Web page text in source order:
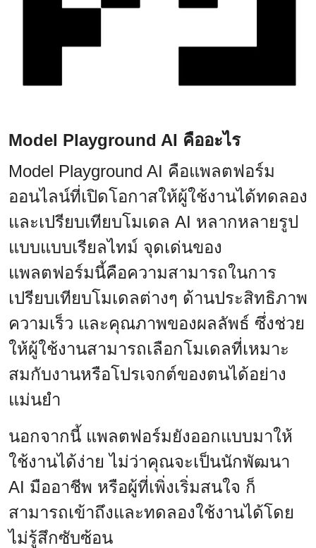
Model Playground AI คืออะไร
Model Playground AI คือแพลตฟอร์ม
ออนไลน์ที่เปิดโอกาสให้ผู้ใช้งานได้ทดลอง
และเปรียบเทียบโมเดล AI หลากหลายรูป
แบบแบบเรียลไทม์ จุดเด่นของ
แพลตฟอร์มนี้คือความสามารถในการ
เปรียบเทียบโมเดลต่างๆ ด้านประสิทธิภาพ
ความเร็ว และคุณภาพของผลลัพธ์ ซึ่งช่วย
ให้ผู้ใช้งานสามารถเลือกโมเดลที่เหมาะ
สมกับงานหรือโปรเจกต์ของตนได้อย่าง
แม่นยำ
นอกจากนี้ แพลตฟอร์มยังออกแบบมาให้
ใช้งานได้ง่าย ไม่ว่าคุณจะเป็นนักพัฒนา
AI มืออาชีพ หรือผู้ที่เพิ่งเริ่มสนใจ ก็
สามารถเข้าถึงและทดลองใช้งานได้โดย
ไม่รู้สึกซับซ้อน